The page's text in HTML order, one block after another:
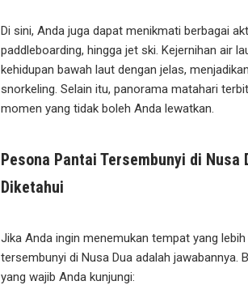
Di sini, Anda juga dapat menikmati berbagai
paddleboarding, hingga jet ski. Kejernihan air
kehidupan bawah laut dengan jelas,
snorkeling. Selain itu, panorama matahari
momen yang tidak boleh Anda lewatkan.
Pesona Pantai Tersembunyi di Nusa
Diketahui
Jika Anda ingin menemukan tempat yang
tersembunyi di Nusa Dua adalah jawabannya.
yang wajib Anda kunjungi: